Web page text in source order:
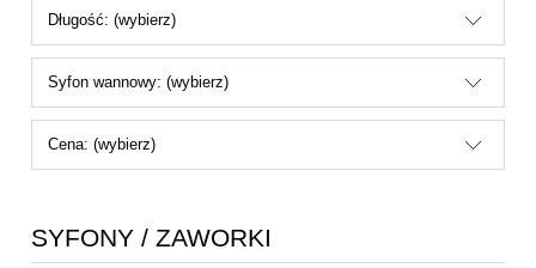
Długość: (wybierz)
Syfon wannowy: (wybierz)
Cena: (wybierz)
SYFONY / ZAWORKI